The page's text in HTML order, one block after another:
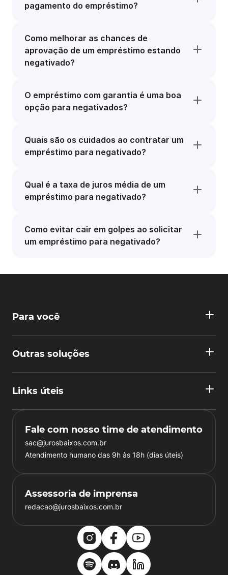
pagamento do empréstimo?
Como melhorar as chances de
aprovação de um empréstimo estando
negativado?
O empréstimo com garantia é uma boa
opção para negativados?
Quais são os cuidados ao contratar um
empréstimo para negativado?
Qual é a taxa de juros média de um
empréstimo para negativado?
Como evitar cair em golpes ao solicitar
um empréstimo para negativado?
Para você
Outras soluções
Links úteis
Fale com nosso time de atendimento
sac@jurosbaixos.com.br
Atendimento humano das 9h às 18h (dias úteis)
Assessoria de imprensa
redacao@jurosbaixos.com.br